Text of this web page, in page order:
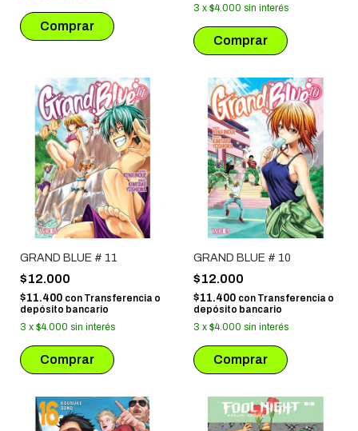
3 x $4.000 sin interés
GRAND BLUE # 11
$12.000
$11.400 con Transferencia o
depósito bancario
3 x $4.000 sin interés
GRAND BLUE # 10
$12.000
$11.400 con Transferencia o
depósito bancario
3 x $4.000 sin interés